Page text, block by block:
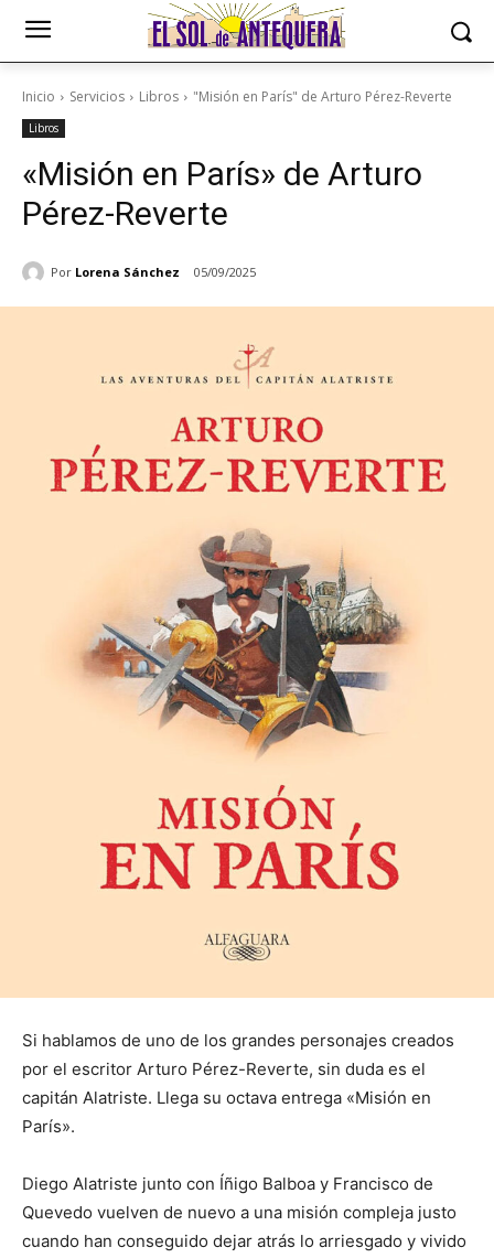
Inicio Servicios Libros "Misión en París" de Arturo Pérez-Reverte
Libros
«Misión en París» de Arturo
Pérez-Reverte
Por Lorena Sánchez 05/09/2025
Si hablamos de uno de los grandes personajes creados
por el escritor Arturo Pérez-Reverte, sin duda es el
capitán Alatriste. Llega su octava entrega «Misión en
París».
Diego Alatriste junto con Íñigo Balboa y Francisco de
Quevedo vuelven de nuevo a una misión compleja justo
cuando han conseguido dejar atrás lo arriesgado y vivido